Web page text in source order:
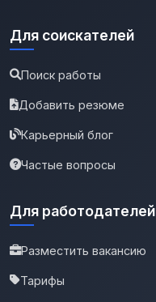
Для соискателей
Поиск работы
Добавить резюме
Карьерный блог
Частые вопросы
Для работодателей
Разместить вакансию
Тарифы